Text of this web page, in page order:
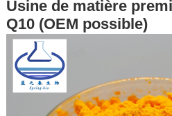
Usine de matière
Q10 (OEM possible)